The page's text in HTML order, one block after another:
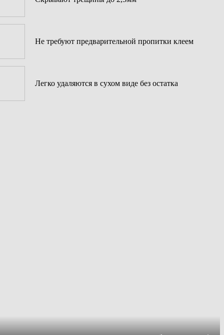
Не требуют предварительной пропитки клеем
Легко удаляются в сухом виде без остатка